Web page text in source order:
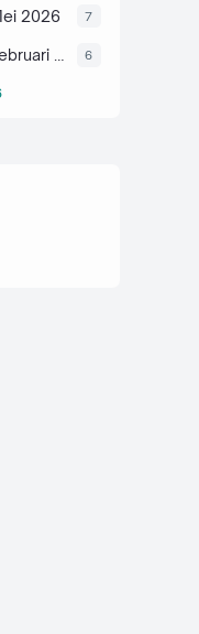
E-Commerce
2026 7
Februari 2026 6